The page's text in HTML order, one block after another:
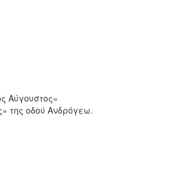
Αύγουστος»
της οδού Ανδρόγεω.